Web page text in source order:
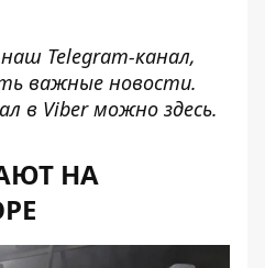
наш Telegram-канал,
важные новости.
в Viber можно здесь.
НА